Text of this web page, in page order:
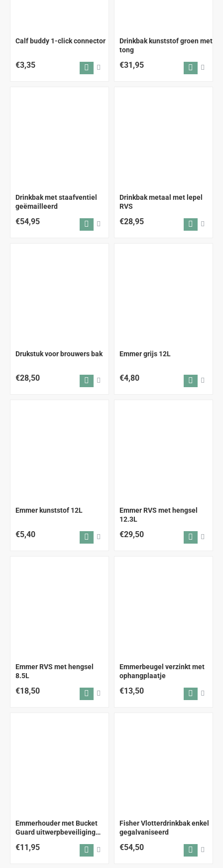
Calf buddy 1-click connector
€3,35
Drinkbak kunststof groen met
tong
€31,95
Drinkbak met staafventiel
geëmailleerd
€54,95
Drinkbak metaal met lepel
RVS
€28,95
Drukstuk voor brouwers bak
€28,50
Emmer grijs 12L
€4,80
Emmer kunststof 12L
€5,40
Emmer RVS met hengsel
12.3L
€29,50
Emmer RVS met hengsel
8.5L
€18,50
Emmerbeugel verzinkt met
ophangplaatje
€13,50
Emmerhouder met Bucket
Guard uitwerpbeveiliging
€11,95
Fisher Vlotterdrinkbak enkel
gegalvaniseerd
€54,50